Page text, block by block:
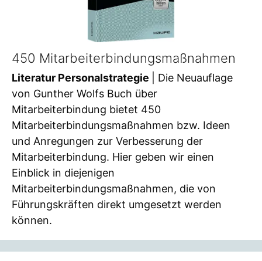
450 Mitarbeiterbindungsmaßnahmen
Literatur Personalstrategie
| Die Neuauflage
von Gunther Wolfs Buch über
Mitarbeiterbindung bietet 450
Mitarbeiterbindungsmaßnahmen bzw. Ideen
und Anregungen zur Verbesserung der
Mitarbeiterbindung. Hier geben wir einen
Einblick in diejenigen
Mitarbeiterbindungsmaßnahmen, die von
Führungskräften direkt umgesetzt werden
können.